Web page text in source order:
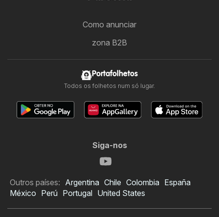
Como anunciar
zona B2B
Portafolhetos
Todos os folhetos num só lugar.
Siga-nos
Outros países: Argentina Chile Colombia España
México Perú Portugal United States